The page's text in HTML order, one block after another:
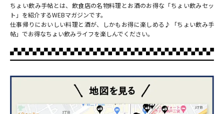
ちょい飲み手帖とは、飲食店の名物料理とお酒のお得な「ちょい飲みセッ
ト」を紹介するWEBマガジンです。
仕事帰りにおいしい料理と酒が、しかもお得に楽しめる♪「ちょい飲み手
帖」でお得なちょい飲みライフを楽しんでください。